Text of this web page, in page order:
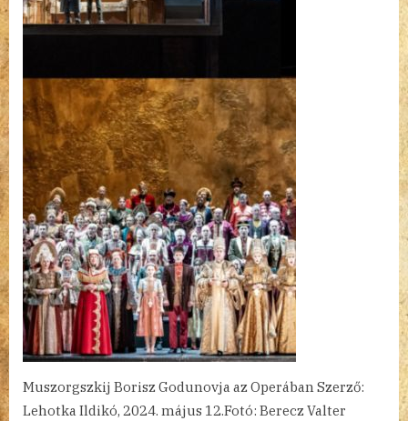
Muszorgszkij Borisz Godunovja az Operában Szerző:
Lehotka Ildikó, 2024. május 12.Fotó: Berecz Valter